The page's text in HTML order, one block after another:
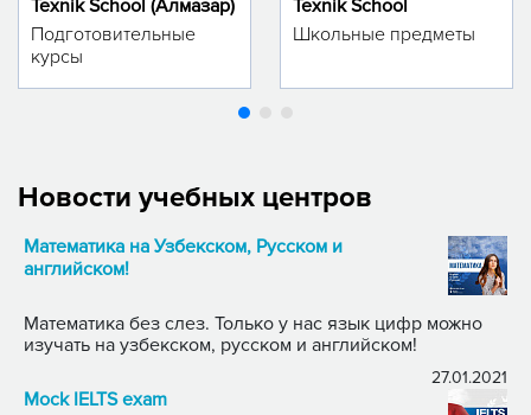
Texnik School (Алмазар)
Подготовительные
курсы
Texnik School
Школьные предметы
Новости учебных центров
Математика на Узбекском, Русском и
английском!
Математика без слез. Только у нас язык цифр можно
изучать на узбекском, русском и английском!
27.01.2021
Mock IELTS exam